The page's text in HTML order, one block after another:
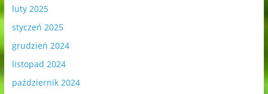
luty 2025
styczeń 2025
grudzień 2024
listopad 2024
październik 2024